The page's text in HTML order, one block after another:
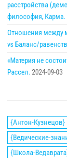
расстройства
философия, Карма.
Отношения между
vs Баланс/
«Материя не
Рассел. 2024-09-03
{Антон-Кузнецов}
{Ведические-
{Школа-